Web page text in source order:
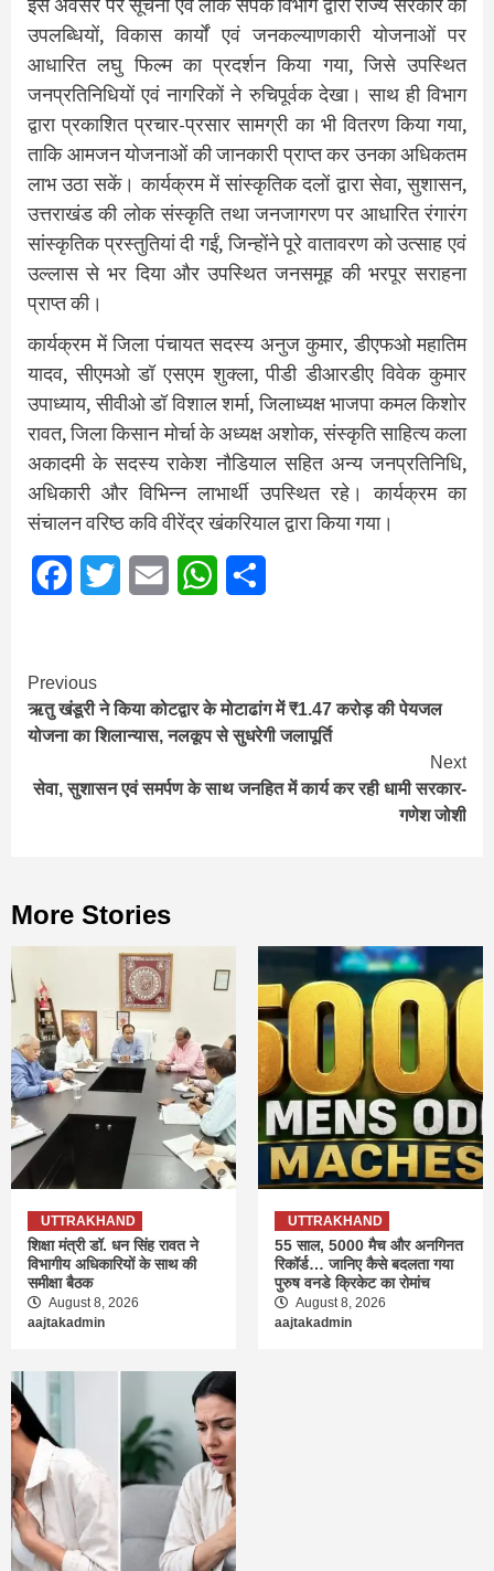
इस अवसर पर सूचना एवं लोक संपर्क विभाग द्वारा राज्य सरकार की
उपलब्धियों, विकास कार्यों एवं जनकल्याणकारी योजनाओं पर
आधारित लघु फिल्म का प्रदर्शन किया गया, जिसे उपस्थित
जनप्रतिनिधियों एवं नागरिकों ने रुचिपूर्वक देखा। साथ ही विभाग
द्वारा प्रकाशित प्रचार-प्रसार सामग्री का भी वितरण किया गया,
ताकि आमजन योजनाओं की जानकारी प्राप्त कर उनका अधिकतम
लाभ उठा सकें। कार्यक्रम में सांस्कृतिक दलों द्वारा सेवा, सुशासन,
उत्तराखंड की लोक संस्कृति तथा जनजागरण पर आधारित रंगारंग
सांस्कृतिक प्रस्तुतियां दी गईं, जिन्होंने पूरे वातावरण को उत्साह एवं
उल्लास से भर दिया और उपस्थित जनसमूह की भरपूर सराहना
प्राप्त की।
कार्यक्रम में जिला पंचायत सदस्य अनुज कुमार, डीएफओ महातिम
यादव, सीएमओ डॉ एसएम शुक्ला, पीडी डीआरडीए विवेक कुमार
उपाध्याय, सीवीओ डॉ विशाल शर्मा, जिलाध्यक्ष भाजपा कमल किशोर
रावत, जिला किसान मोर्चा के अध्यक्ष अशोक, संस्कृति साहित्य कला
अकादमी के सदस्य राकेश नौडियाल सहित अन्य जनप्रतिनिधि,
अधिकारी और विभिन्न लाभार्थी उपस्थित रहे। कार्यक्रम का
संचालन वरिष्ठ कवि वीरेंद्र खंकरियाल द्वारा किया गया।
FacebookTwitter Email WhatsApp
Continue
Reading
Previous
ऋतु खंडूरी ने किया कोटद्वार के मोटाढांग में ₹1.47 करोड़ की पेयजल
योजना का शिलान्यास, नलकूप से सुधरेगी जलापूर्ति
Next
सेवा, सुशासन एवं समर्पण के साथ जनहित में कार्य कर रही धामी सरकार-
गणेश जोशी
More Stories
UTTRAKHAND
शिक्षा मंत्री डॉ. धन सिंह रावत ने
विभागीय अधिकारियों के साथ की
समीक्षा बैठक
August 8, 2026
aajtakadmin
UTTRAKHAND
55 साल, 5000 मैच और अनगिनत
रिकॉर्ड… जानिए कैसे बदलता गया
पुरुष वनडे क्रिकेट का रोमांच
August 8, 2026
aajtakadmin